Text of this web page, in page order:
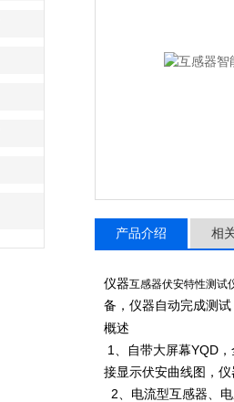
产品介绍 相
仪器互感器伏安特性测试
备，仪器自动完成测
概述
1、自带大屏幕YQD
接显示伏安曲线图，
2、电流型互感器、